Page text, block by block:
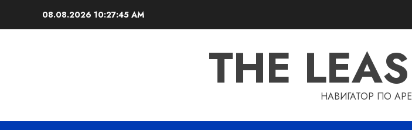
08.08.2026 10:27:46 AM
THE НАВИГАТОР ПО